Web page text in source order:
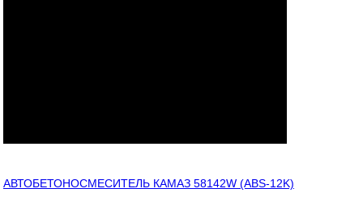
АВТОБЕТОНОСМЕСИТЕЛЬ КАМАЗ 58142W (ABS-12K)